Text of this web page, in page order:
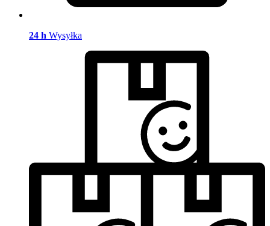
24 h Wysyłka